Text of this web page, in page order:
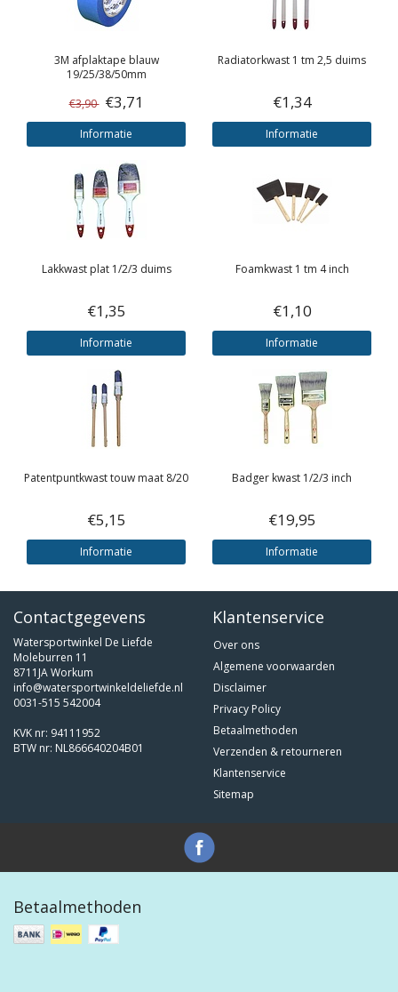
3M afplaktape blauw
19/25/38/50mm
€3,90 €3,71
Informatie
Radiatorkwast 1 tm 2,5 duims
€1,34
Informatie
Lakkwast plat 1/2/3 duims
€1,35
Informatie
Foamkwast 1 tm 4 inch
€1,10
Informatie
Patentpuntkwast touw maat 8/20
€5,15
Informatie
Badger kwast 1/2/3 inch
€19,95
Informatie
Contactgegevens
Watersportwinkel De Liefde
Moleburren 11
8711JA Workum
info@watersportwinkeldeliefde.nl
0031-515 542004
KVK nr: 94111952
BTW nr: NL866640204B01
Klantenservice
Over ons
Algemene voorwaarden
Disclaimer
Privacy Policy
Betaalmethoden
Verzenden & retourneren
Klantenservice
Sitemap
Betaalmethoden